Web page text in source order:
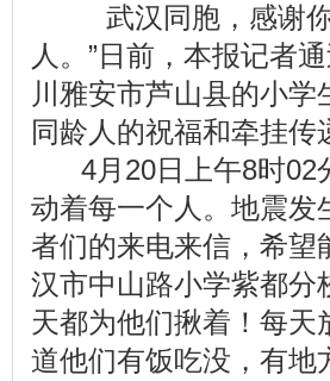
武汉同胞，感谢你
人。”日前，本报记者
川雅安市芦山县的小
同龄人的祝福和牵挂传
4月20日上午8时02
动着每一个人。地震发
者们的来电来信，希望
汉市中山路小学紫都分
天都为他们揪着！每
道他们有饭吃没，有地